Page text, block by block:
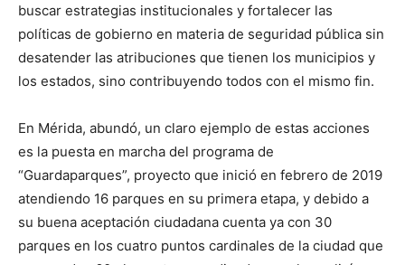
buscar estrategias institucionales y fortalecer las
políticas de gobierno en materia de seguridad pública sin
desatender las atribuciones que tienen los municipios y
los estados, sino contribuyendo todos con el mismo fin.
En Mérida, abundó, un claro ejemplo de estas acciones
es la puesta en marcha del programa de
“Guardaparques”, proyecto que inició en febrero de 2019
atendiendo 16 parques en su primera etapa, y debido a
su buena aceptación ciudadana cuenta ya con 30
parques en los cuatro puntos cardinales de la ciudad que